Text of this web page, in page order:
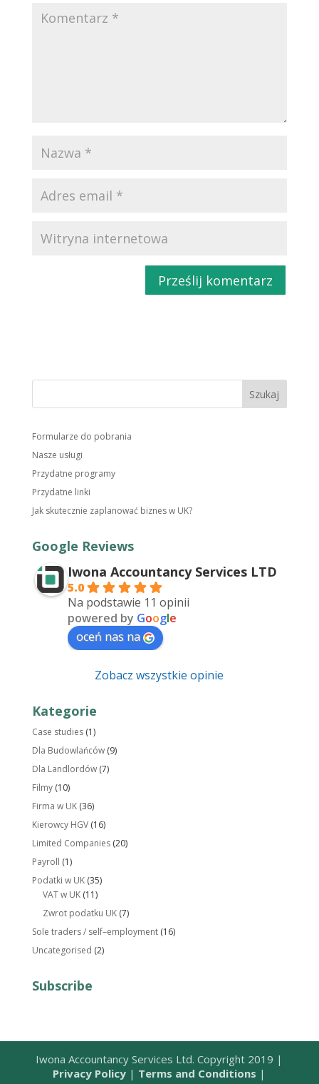
Formularze do pobrania
Nasze usługi
Przydatne programy
Przydatne linki
Jak skutecznie zaplanować biznes w UK?
Google Reviews
Iwona Accountancy Services LTD
5.0
Na podstawie 11 opinii
powered by Google
oceń nas na
Zobacz wszystkie opinie
Kategorie
Case studies(1)
Dla Budowlańców(9)
Dla Landlordów(7)
Filmy(10)
Firma w UK(36)
Kierowcy HGV(16)
Limited Companies(20)
Payroll (1)
Podatki w UK(35)
VAT w UK(11)
Zwrot podatku UK(7)
Sole traders / self–employment(16)
Uncategorised (2)
Subscribe
Iwona Accountancy Services Ltd. Copyright 2019 |
Privacy Policy | Terms and Conditions |